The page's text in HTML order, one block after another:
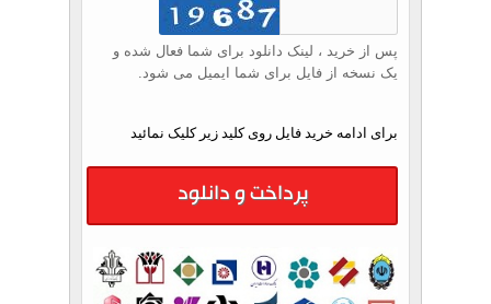
پس از خرید ، لینک دانلود برای شما فعال شده و
یک نسخه از فایل برای شما ایمیل می شود.
برای ادامه خرید فایل روی کلید زیر کلیک نمائید
پرداخت و دانلود